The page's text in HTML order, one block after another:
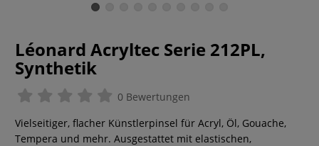
Léonard Acryltec Serie 212PL,
Synthetik
0 Bewertungen
Vielseitiger, flacher Künstlerpinsel für Acryl, Öl, Gouache,
Tempera und mehr. Ausgestattet mit elastischen,